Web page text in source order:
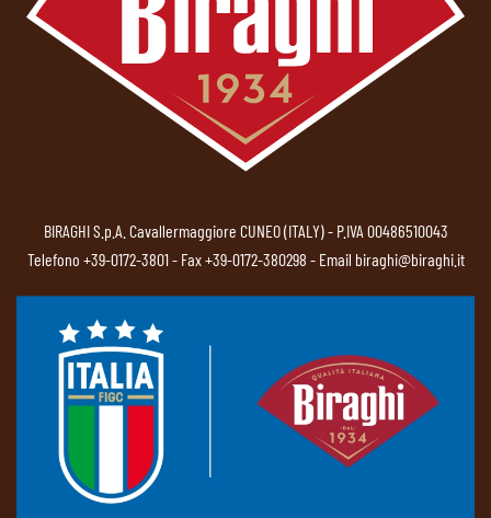
BIRAGHI S.p.A. Cavallermaggiore CUNEO (ITALY) - P.IVA 00486510043
Telefono +39-0172-3801- Fax +39-0172-380298 - Email biraghi@biraghi.it